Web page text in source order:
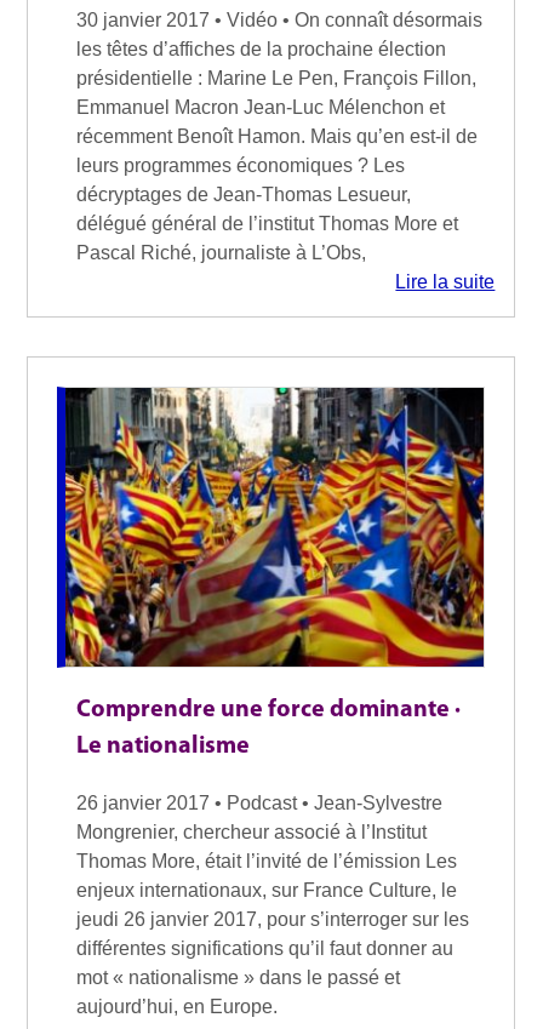
30 janvier 2017 • Vidéo • On connaît désormais
les têtes d’affiches de la prochaine élection
présidentielle : Marine Le Pen, François Fillon,
Emmanuel Macron Jean-Luc Mélenchon et
récemment Benoît Hamon. Mais qu’en est-il de
leurs programmes économiques ? Les
décryptages de Jean-Thomas Lesueur,
délégué général de l’institut Thomas More et
Pascal Riché, journaliste à L’Obs,
Lire la suite
Comprendre une force dominante ·
Le nationalisme
26 janvier 2017 • Podcast • Jean-Sylvestre
Mongrenier, chercheur associé à l’Institut
Thomas More, était l’invité de l’émission Les
enjeux internationaux, sur France Culture, le
jeudi 26 janvier 2017, pour s’interroger sur les
différentes significations qu’il faut donner au
mot « nationalisme » dans le passé et
aujourd’hui, en Europe.